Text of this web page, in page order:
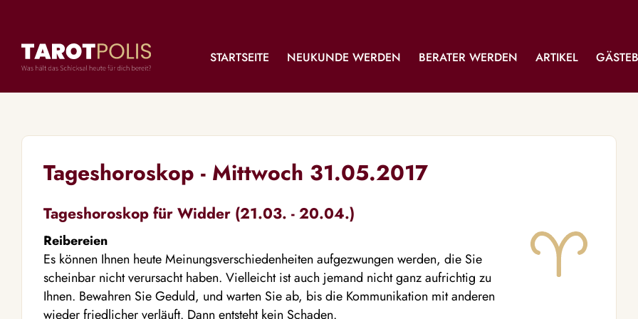
STARTSEITE NEUKUNDE WERDEN BERATER WERDEN ARTIKEL
Tageshoroskop - Mittwoch 31.05.2017
Tageshoroskop für Widder (21.03. - 20.04.)
Reibereien
Es können Ihnen heute Meinungsverschiedenheiten aufgezwungen werden, die Sie
scheinbar nicht verursacht haben. Vielleicht ist auch jemand nicht ganz aufrichtig zu
Ihnen. Bewahren Sie Geduld, und warten Sie ab, bis die Kommunikation mit anderen
wieder friedlicher verläuft. Dann entsteht kein Schaden.